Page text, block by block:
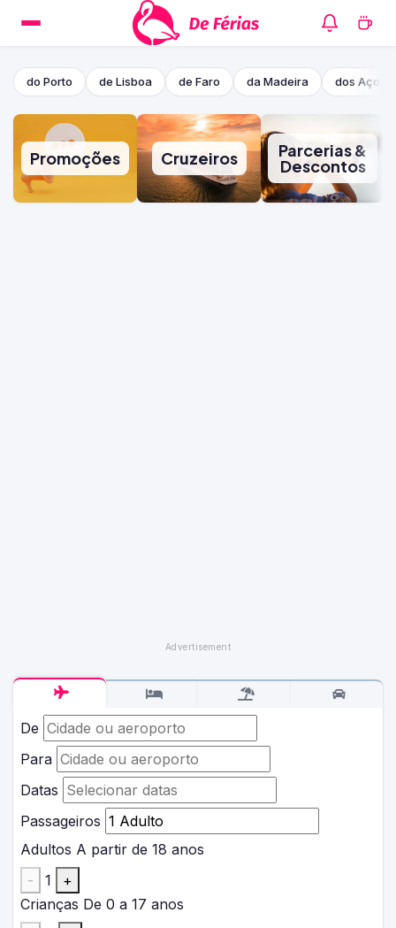
do Porto de Lisboa de Faro da Madeira dos
Promoções Cruzeiros Parcerias &
Descontos
De
Para
Datas
Passageiros
Adultos A partir de 18 anos
-
1
+
Crianças De 0 a 17 anos